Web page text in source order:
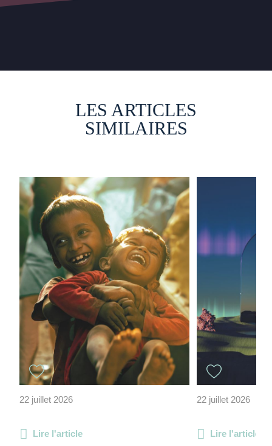
LES ARTICLES
SIMILAIRES
22 juillet 2026
Lire l'article
22 juillet 2026
Lire l'article